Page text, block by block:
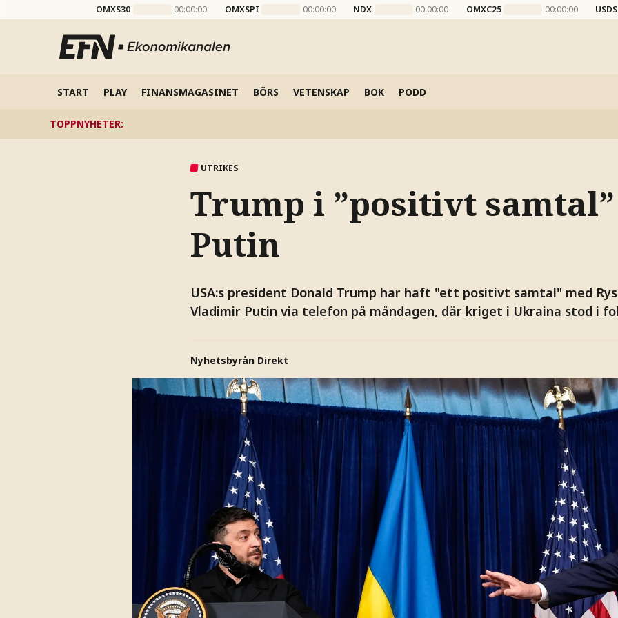
OMXS30 00:00:00 OMXSPI 00:00:00 NDX 00:00:00 OMXC25 00:00:00
START PLAY FINANSMAGASINET BÖRS VETENSKAP BOK PODD
TOPPNYHETER:
UTRIKES
Trump i ”positivt
Putin
USA:s president Donald Trump har haft "ett positivt samtal" med
Vladimir Putin via telefon på måndagen, där kriget i Ukraina stod i
Nyhetsbyrån Direkt